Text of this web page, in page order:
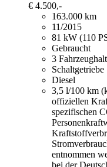
€ 4.500,-
163.000 km
11/2015
81 kW (110
Gebraucht
3
Schaltgetriebe
Diesel
3,5 l/100 km
offiziellen
spezifischen
entnommen